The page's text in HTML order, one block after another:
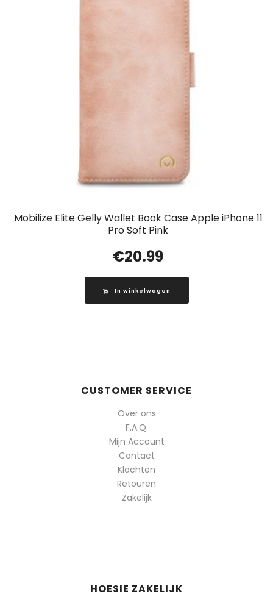
Mobilize Elite Gelly Wallet Book Case Apple iPhone 11
Pro Soft Pink
€20.99
In winkelwagen
CUSTOMER SERVICE
Over ons
F.A.Q.
Mijn Account
Contact
Klachten
Retouren
Zakelijk
HOESIE ZAKELIJK